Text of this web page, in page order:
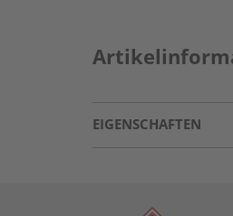
EIGENSCHAFTEN